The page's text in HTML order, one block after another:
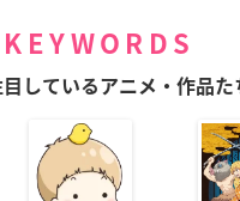
KEYWORDS
しているアニメ・作品た